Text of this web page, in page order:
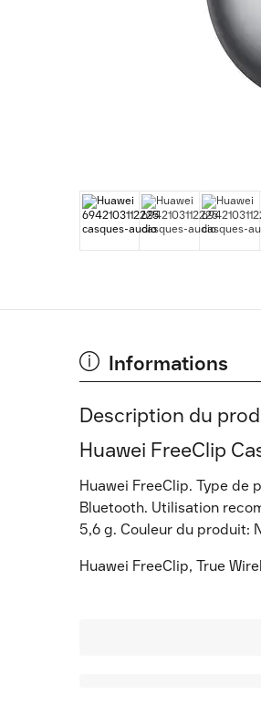
Informations
Description du
Huawei FreeClip
Huawei FreeClip. Type de
Bluetooth. Utilisation
5,6 g. Couleur du produit:
Huawei FreeClip, True